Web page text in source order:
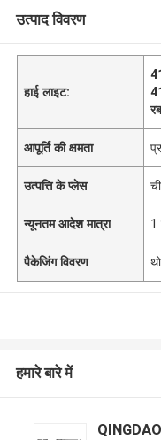
उत्पाद विवरण
हाई लाइट:
आपूर्ति की क्षमता
उत्पत्ति के प्लेस
न्यूनतम आदेश मात्रा 1
पैकेजिंग विवरण
हमारे बारे में